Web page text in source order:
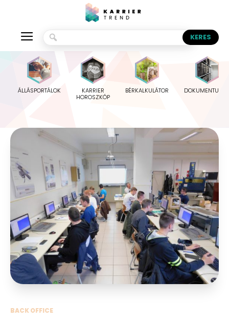
ÁLLÁSPORTÁLOK
KARRIER
HOROSZKÓP
BÉRKALKULÁTOR
BACK OFFICE